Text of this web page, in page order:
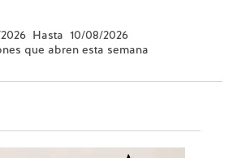
Hasta 10/08/2026
que abren esta semana